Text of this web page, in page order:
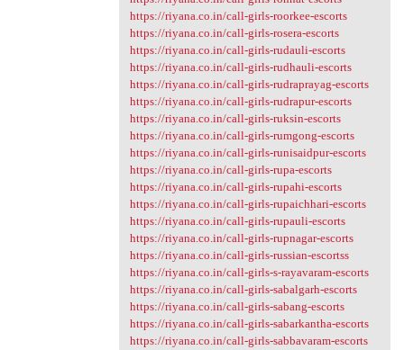
https://riyana.co.in/call-girls-roorkee-escorts
https://riyana.co.in/call-girls-rosera-escorts
https://riyana.co.in/call-girls-rudauli-escorts
https://riyana.co.in/call-girls-rudhauli-escorts
https://riyana.co.in/call-girls-rudraprayag-escorts
https://riyana.co.in/call-girls-rudrapur-escorts
https://riyana.co.in/call-girls-ruksin-escorts
https://riyana.co.in/call-girls-rumgong-escorts
https://riyana.co.in/call-girls-runisaidpur-escorts
https://riyana.co.in/call-girls-rupa-escorts
https://riyana.co.in/call-girls-rupahi-escorts
https://riyana.co.in/call-girls-rupaichhari-escorts
https://riyana.co.in/call-girls-rupauli-escorts
https://riyana.co.in/call-girls-rupnagar-escorts
https://riyana.co.in/call-girls-russian-escortss
https://riyana.co.in/call-girls-s-rayavaram-escorts
https://riyana.co.in/call-girls-sabalgarh-escorts
https://riyana.co.in/call-girls-sabang-escorts
https://riyana.co.in/call-girls-sabarkantha-escorts
https://riyana.co.in/call-girls-sabbavaram-escorts